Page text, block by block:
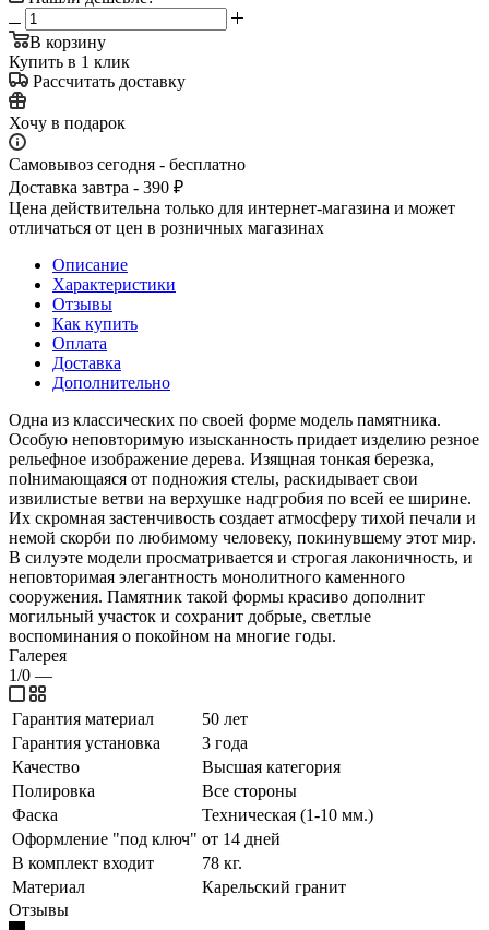
В корзину
Купить в 1 клик
Рассчитать доставку
Хочу в подарок
Самовывоз сегодня - бесплатно
Доставка завтра - 390 ₽
Цена действительна только для интернет-магазина и может
отличаться от цен в розничных магазинах
Описание
Характеристики
Отзывы
Как купить
Оплата
Доставка
Дополнительно
Одна из классических по своей форме модель памятника.
Особую неповторимую изысканность придает изделию резное
рельефное изображение дерева. Изящная тонкая березка,
поlнимающаяся от подножия стелы, раскидывает свои
извилистые ветви на верхушке надгробия по всей ее ширине.
Их скромная застенчивость создает атмосферу тихой печали и
немой скорби по любимому человеку, покинувшему этот мир.
В силуэте модели просматривается и строгая лаконичность, и
неповторимая элегантность монолитного каменного
сооружения. Памятник такой формы красиво дополнит
могильный участок и сохранит добрые, светлые
воспоминания о покойном на многие годы.
Галерея
1/0 —
Гарантия материал
50 лет
Гарантия установка
3 года
Качество
Высшая категория
Полировка
Все стороны
Фаска
Техническая (1-10 мм.)
Оформление "под ключ" от 14 дней
В комплект входит
78 кг.
Материал
Карельский гранит
Отзывы